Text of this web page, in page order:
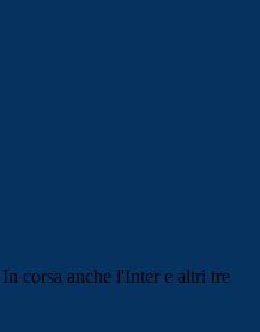
corsa anche l'Inter e altri tre